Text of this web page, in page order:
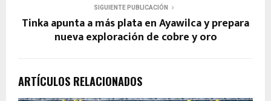
SIGUIENTE PUBLICACIÓN
Tinka apunta a más plata en Ayawilca y prepara
nueva exploración de cobre y oro
ARTÍCULOS RELACIONADOS